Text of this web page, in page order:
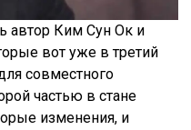
автор Ким Сун Ок и
вот уже в третий
совместного
частью в стане
изменения, и